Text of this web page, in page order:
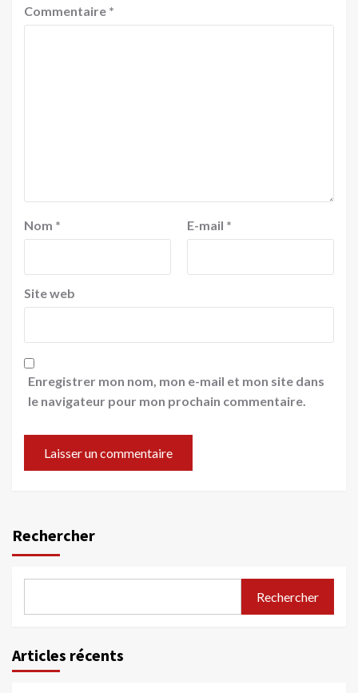
Commentaire *
Nom * E-mail *
Site web
Enregistrer mon nom, mon e-mail et mon site dans
le navigateur pour mon prochain commentaire.
Rechercher
Rechercher
Articles récents